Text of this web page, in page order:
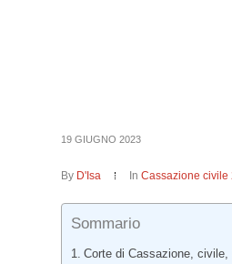
19 GIUGNO 2023
By D'Isa InCassazione civile
Sommario
Corte di Cassazione, civile,